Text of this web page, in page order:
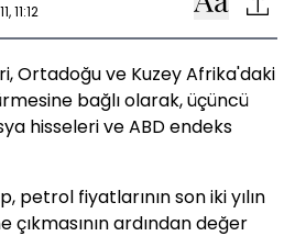
11:12
Ortadoğu ve Kuzey Afrika'daki
bağlı olarak, üçüncü
hisseleri ve ABD endeks
petrol fiyatlarının son iki yılın
çıkmasının ardından değer